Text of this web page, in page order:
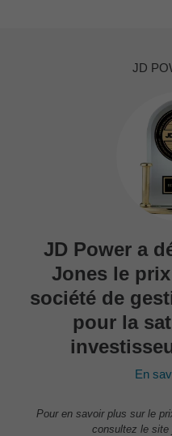
JD
JD Power a
Jones le
société de
pour la
En
Pour en savoir plus sur le
consultez le site